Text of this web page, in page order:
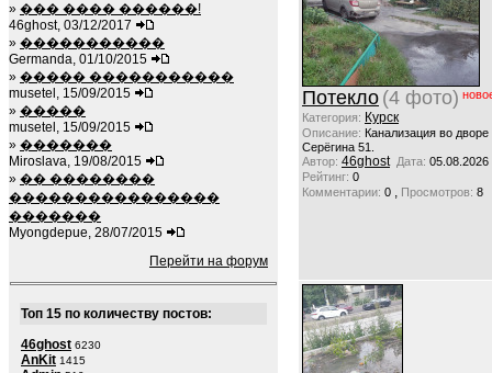
» ��� ���� ������!
46ghost, 03/12/2017
» �����������
Germanda, 01/10/2015
» ����� �����������
musetel, 15/09/2015
» �����
musetel, 15/09/2015
» �������
Miroslava, 19/08/2015
» �� ��������
����������������
�������
Myongdepue, 28/07/2015
Перейти на форум
Топ 15 по количеству постов:
46ghost 6230
AnKit 1415
Потекло (4 фото)
Категория: Курск
Описание: Канализация во
Серёгина 51.
Автор: 46ghost Дата: 05.08.2026
Рейтинг: 0
Комментарии: 0 , Просмотров: 8